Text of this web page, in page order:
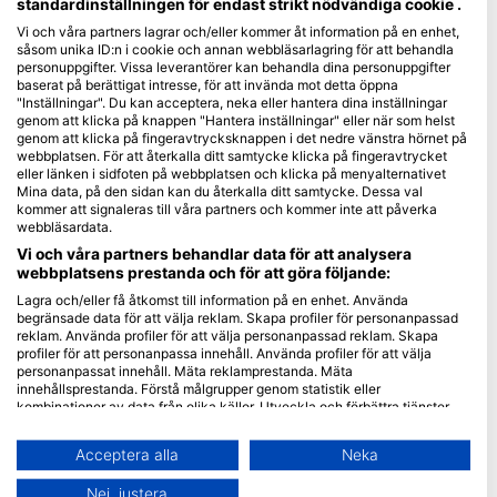
Blue Oceans
Ofta Ställda Frågor (FAQ)
Integritetspolicy
Användarvillkor
Prägel
Medlemskap
Bli en partner
HEAD Watersports
SSI
LiveAboard.com
Mares
Apeks
rEvo
standardinställningen för endast strikt nödvändiga cookie .
Vi och våra partners lagrar och/eller kommer åt information på en enhet,
såsom unika ID:n i cookie och annan webbläsarlagring för att behandla
personuppgifter. Vissa leverantörer kan behandla dina personuppgifter
baserat på berättigat intresse, för att invända mot detta öppna
"Inställningar". Du kan acceptera, neka eller hantera dina inställningar
genom att klicka på knappen "Hantera inställningar" eller när som helst
genom att klicka på fingeravtrycksknappen i det nedre vänstra hörnet på
webbplatsen. För att återkalla ditt samtycke klicka på fingeravtrycket
eller länken i sidfoten på webbplatsen och klicka på menyalternativet
Mina data, på den sidan kan du återkalla ditt samtycke. Dessa val
kommer att signaleras till våra partners och kommer inte att påverka
webbläsardata.
Vi och våra partners behandlar data för att analysera
webbplatsens prestanda och för att göra följande:
Lagra och/eller få åtkomst till information på en enhet. Använda
begränsade data för att välja reklam. Skapa profiler för personanpassad
reklam. Använda profiler för att välja personanpassad reklam. Skapa
profiler för att personanpassa innehåll. Använda profiler för att välja
personanpassat innehåll. Mäta reklamprestanda. Mäta
innehållsprestanda. Förstå målgrupper genom statistik eller
kombinationer av data från olika källor. Utveckla och förbättra tjänster.
Du hittar mer information om hur Google använder data här:
https://business.safety.google/privacy/
Data kan delas utanför EU och skickas till USA.
Acceptera alla Neka
Nej, justera